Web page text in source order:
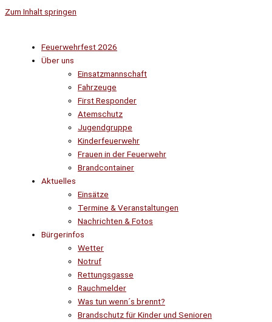
Zum Inhalt springen
Feuerwehrfest 2026
Über uns
Einsatzmannschaft
Fahrzeuge
First Responder
Atemschutz
Jugendgruppe
Kinderfeuerwehr
Frauen in der Feuerwehr
Brandcontainer
Aktuelles
Einsätze
Termine & Veranstaltungen
Nachrichten & Fotos
Bürgerinfos
Wetter
Notruf
Rettungsgasse
Rauchmelder
Was tun wenn´s brennt?
Brandschutz für Kinder und Senioren